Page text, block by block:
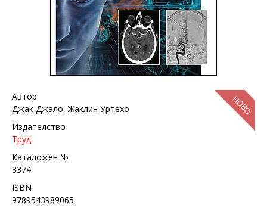
Автор
Джак Джало, Жаклин Уртехо
Издателство
Труд
Каталожен №
3374
ISBN
9789543989065
НОВО